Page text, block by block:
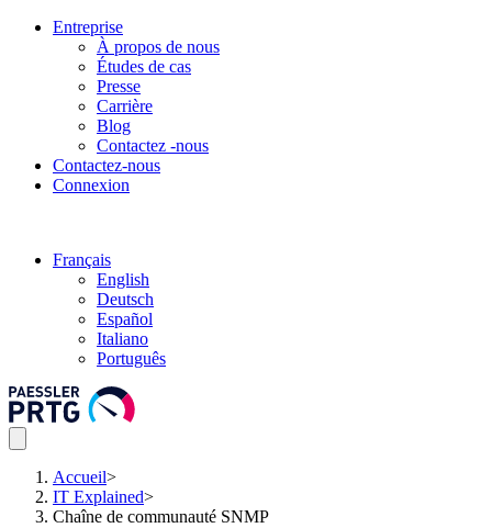
Entreprise
À propos de nous
Études de cas
Presse
Carrière
Blog
Contactez -nous
Contactez-nous
Connexion
Français
English
Deutsch
Español
Italiano
Português
Accueil>
IT Explained>
Chaîne de communauté SNMP